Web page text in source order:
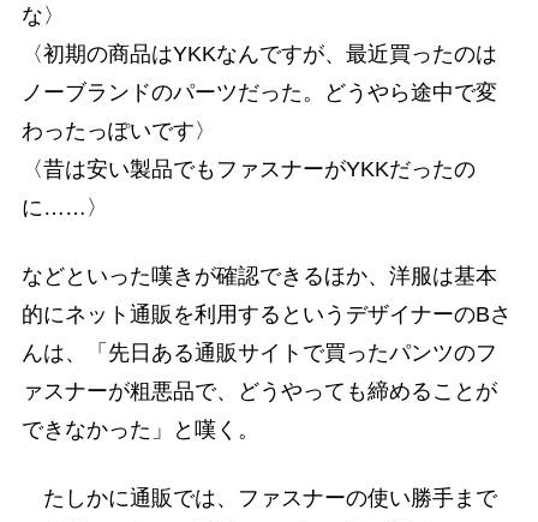
な〉
〈初期の商品はYKKなんですが、最近買ったのは
ノーブランドのパーツだった。どうやら途中で変
わったっぽいです〉
〈昔は安い製品でもファスナーがYKKだったの
に……〉
などといった嘆きが確認できるほか、洋服は基本
的にネット通販を利用するというデザイナーのBさ
んは、「先日ある通販サイトで買ったパンツのフ
ァスナーが粗悪品で、どうやっても締めることが
できなかった」と嘆く。
たしかに通販では、ファスナーの使い勝手まで